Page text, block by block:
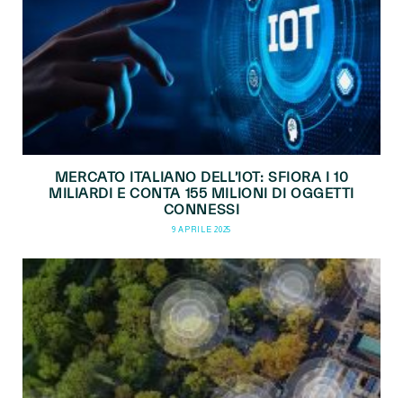
MERCATO ITALIANO DELL’IOT: SFIORA I 10
MILIARDI E CONTA 155 MILIONI DI OGGETTI
CONNESSI
9 APRILE 2025